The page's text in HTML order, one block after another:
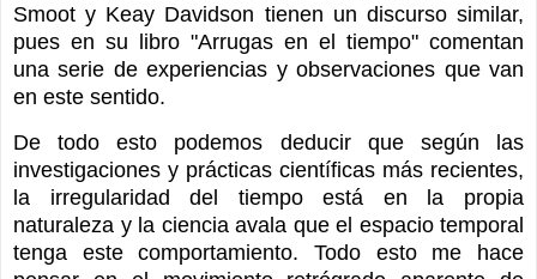
Smoot y Keay Davidson tienen un discurso similar,
pues en su libro "Arrugas en el tiempo" comentan
una serie de experiencias y observaciones que van
en este sentido.
De todo esto podemos deducir que según las
investigaciones y prácticas científicas más recientes,
la irregularidad del tiempo está en la propia
naturaleza y la ciencia avala que el espacio temporal
tenga este comportamiento. Todo esto me hace